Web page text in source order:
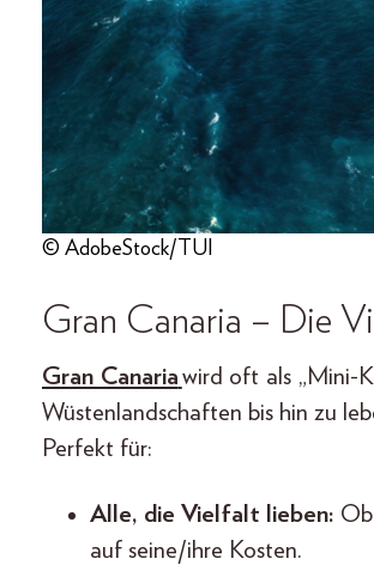
© AdobeStock/TUI
Gran Canaria – Die
Gran Canariawird oft als „Mini-
Wüstenlandschaften bis hin zu
Perfekt für:
Alle, die Vielfalt lieben:
auf seine/ihre Kosten.